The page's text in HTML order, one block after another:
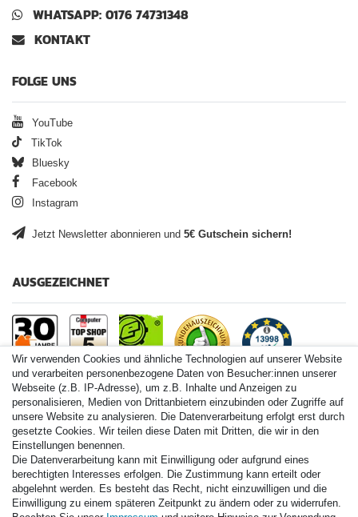
WHATSAPP: 0176 74731348
KONTAKT
FOLGE UNS
YouTube
TikTok
Bluesky
Facebook
Instagram
Jetzt Newsletter abonnieren und 5€ Gutschein sichern!
AUSGEZEICHNET
Paintball.de World
Paintball Shop International
Spares Shop North America
* Alle Preise inkl. ges. MwSt. zzgl. Versandkosten
Zahlungsarten
Wir verwenden Cookies und ähnliche Technologien auf unserer Website
und verarbeiten personenbezogene Daten von Besucher:innen unserer
Webseite (z.B. IP-Adresse), um z.B. Inhalte und Anzeigen zu
personalisieren, Medien von Drittanbietern einzubinden oder Zugriffe auf
unsere Website zu analysieren. Die Datenverarbeitung erfolgt erst durch
gesetzte Cookies. Wir teilen diese Daten mit Dritten, die wir in den
Einstellungen benennen.
Die Datenverarbeitung kann mit Einwilligung oder aufgrund eines
berechtigten Interesses erfolgen. Die Zustimmung kann erteilt oder
abgelehnt werden. Es besteht das Recht, nicht einzuwilligen und die
Einwilligung zu einem späteren Zeitpunkt zu ändern oder zu widerrufen.